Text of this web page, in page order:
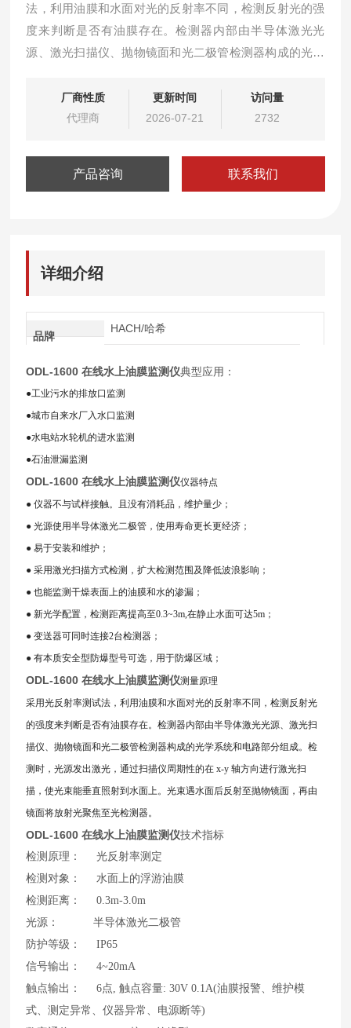
法，利用油膜和水面对光的反射率不同，检测反射光的强
度来判断是否有油膜存在。检测器内部由半导体激光光
源、激光扫描仪、抛物镜面和光二极管检测器构成的光学
仪周期性的在 x-y 轴方向进行激光扫描，使光束能垂直照
射到水面上。光束遇水面后反射至抛物镜面，再由镜面将
厂商性质
代理商
更新时间
2026-07-21
访问量
2732
产品咨询 联系我们
详细介绍
品牌
HACH/哈希
ODL-1600 在线水上油膜监测仪典型应用：
●工业污水的排放口监测
●城市自来水厂入水口监测
●水电站水轮机的进水监测
●石油泄漏监测
ODL-1600 在线水上油膜监测仪仪器特点
● 仪器不与试样接触。且没有消耗品，维护量少；
● 光源使用半导体激光二极管，使用寿命更长更经济；
● 易于安装和维护；
● 采用激光扫描方式检测，扩大检测范围及降低波浪影响；
● 也能监测干燥表面上的油膜和水的渗漏；
● 新光学配置，检测距离提高至0.3~3m,在静止水面可达5m；
● 变送器可同时连接2台检测器；
● 有本质安全型防爆型号可选，用于防爆区域；
ODL-1600 在线水上油膜监测仪测量原理
采用光反射率测试法，利用油膜和水面对光的反射率不同，检测反射光
的强度来判断是否有油膜存在。检测器内部由半导体激光光源、激光扫
描仪、抛物镜面和光二极管检测器构成的光学系统和电路部分组成。检
测时，光源发出激光，通过扫描仪周期性的在 x-y 轴方向进行激光扫
描，使光束能垂直照射到水面上。光束遇水面后反射至抛物镜面，再由
镜面将放射光聚焦至光检测器。
ODL-1600 在线水上油膜监测仪技术指标
检测原理： 光反射率测定
检测对象： 水面上的浮游油膜
检测距离： 0.3m-3.0m
光源： 半导体激光二极管
防护等级： IP65
信号输出： 4~20mA
触点输出： 6点, 触点容量: 30V 0.1A(油膜报警、维护模
式、测定异常、仪器异常、电源断等)